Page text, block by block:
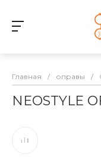
Главная / оправы /
NEOSTYLE